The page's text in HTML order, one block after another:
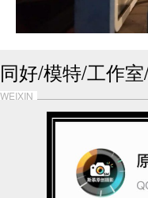
同好/模特/工作
WEIXIN